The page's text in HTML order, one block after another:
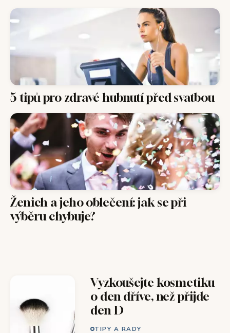
5 tipů pro zdravé hubnutí před svatbou
Ženich a jeho oblečení: jak se při
výběru chybuje?
Vyzkoušejte kosmetiku
o den dříve, než přijde
den D
TIPY A RADY